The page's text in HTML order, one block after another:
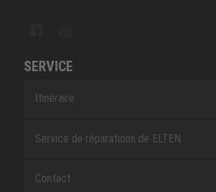
SERVICE
Itinéraire
Service de réparations de ELTEN
Contact